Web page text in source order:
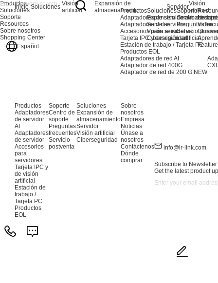
Productos
Adaptadores de servidor AI
Adaptadores de servidor
Accesorios para servidores
Tarjeta IPC y de visión artificial
Estación de trabajo / Tarjeta PC
Productos EOL
Adaptadores de red AI
Adaptador de red 400G
Adaptador de red de 200 G NEW
Soluciones
Expansión de
Servidor
Visión artificial
Ciberseguridad
Soporte
Centro de
Preguntas
Servicio
Video
Productos
Soluciones
Soporte
Resources
Sobre nosotros
Shopping Center
Español
Inicio Soluciones Visión
artificial
Expansión de
almacenamiento
ServidorVisión
artificial
Productos
Adaptadores
de servidor
AI
Adaptadores
de servidor
Accesorios
para
servidores
Tarjeta IPC y
de visión
artificial
Estación de
trabajo /
Tarjeta PC
Productos
EOL
Soporte
Centro de
soporte
Preguntas
frecuentes
Servicio
postventa
Soluciones
Expansión de
almacenamiento
Servidor
Visión artificial
Ciberseguridad
Sobre
nosotros
Empresa
Noticias
Únase a
nosotros
Contáctenos
Dónde
comprar
info@lr-link.com
Subscribe to Newsletter
Get the latest product